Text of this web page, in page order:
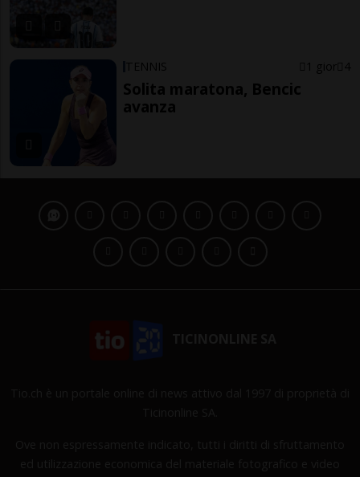
TENNIS 1 gior 4
Solita maratona, Bencic
avanza